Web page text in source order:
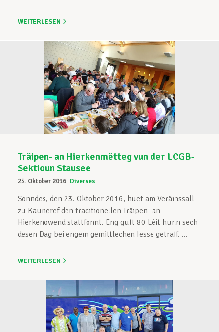
WEITERLESEN
Träipen- an Hierkenmëtteg vun der LCGB-
Sektioun Stausee
25. Oktober 2016 Diverses
Sonndes, den 23. Oktober 2016, huet am Veräinssall
zu Kauneref den traditionellen Träipen- an
Hierkenowend stattfonnt. Eng gutt 80 Léit hunn sech
dësen Dag bei engem gemittlechen Iesse getraff. ...
WEITERLESEN